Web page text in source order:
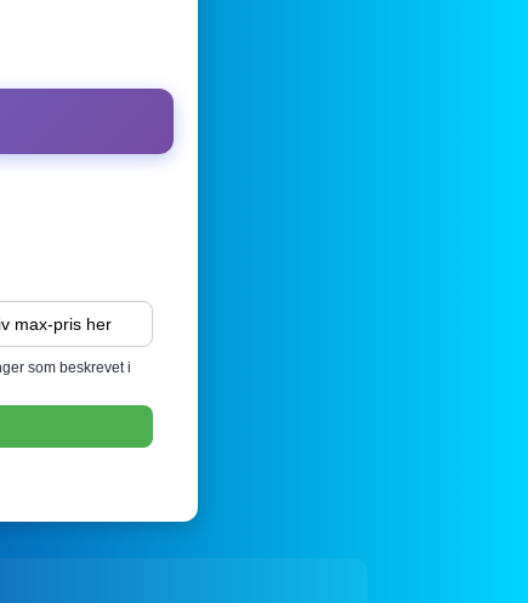
som beskrevet i